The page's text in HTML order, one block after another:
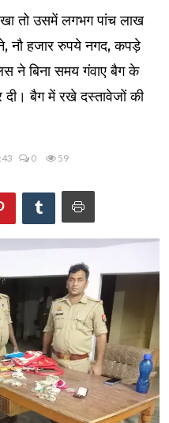
तो उसमें लगभग पांच लाख
नौ हजार रुपये नगद, कपड़े
ने बिना समय गंवाए बैग के
बैग में रखे दस्तावेजों की
0 59